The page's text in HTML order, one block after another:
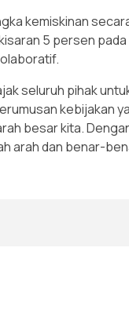
kemiskinan
5 persen
seluruh pihak
kebijakan
besar kita.
arah dan benar-